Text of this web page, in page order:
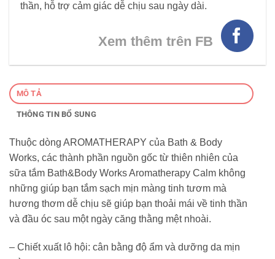
thần, hỗ trợ cảm giác dễ chịu sau ngày dài.
Xem thêm trên FB
MÔ TẢ
THÔNG TIN BỔ SUNG
Thuộc dòng AROMATHERAPY của Bath & Body
Works, các thành phần nguồn gốc từ thiên nhiên của
sữa tắm Bath&Body Works Aromatherapy Calm không
những giúp bạn tắm sạch mịn màng tinh tươm mà
hương thơm dễ chịu sẽ giúp bạn thoải mái về tinh thần
và đầu óc sau một ngày căng thằng mệt nhoài.
– Chiết xuất lô hội: cân bằng độ ẩm và dưỡng da mịn